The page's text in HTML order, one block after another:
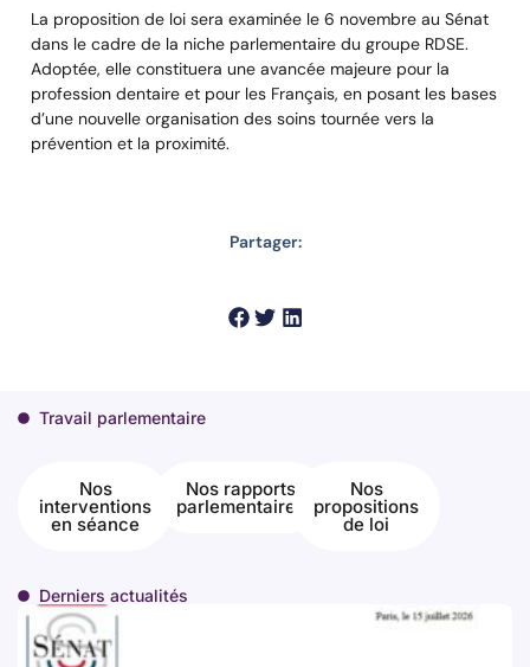
La proposition de loi sera examinée le 6 novembre au Sénat
dans le cadre de la niche parlementaire du groupe RDSE.
Adoptée, elle constituera une avancée majeure pour la
profession dentaire et pour les Français, en posant les bases
d’une nouvelle organisation des soins tournée vers la
prévention et la proximité.
Partager:
Travail parlementaire
Nos
interventions
en séance
Nos rapports
parlementaires
Nos
propositions
de loi
Derniers actualités